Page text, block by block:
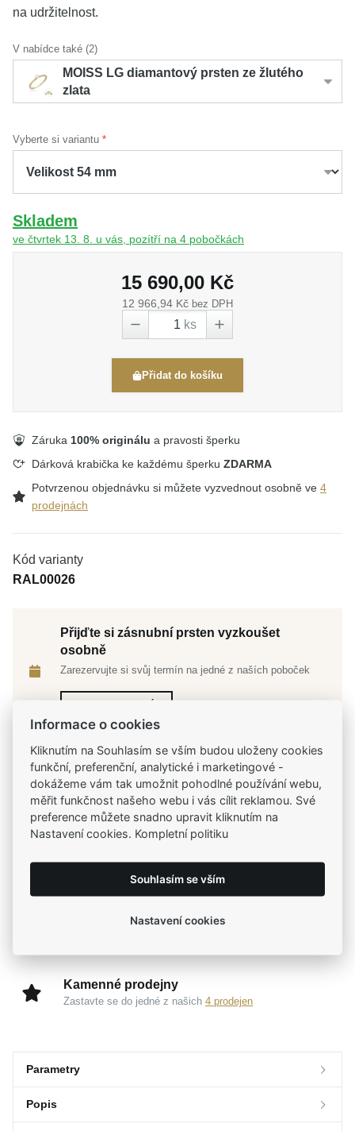
na udržitelnost.
V nabídce také (2)
MOISS LG diamantový prsten ze žlutého
zlata
Vyberte si variantu
Skladem
ve čtvrtek 13. 8. u vás, pozítří na 4 pobočkách
15 690,00 Kč
12 966,94 Kč bez DPH
ks
Přidat do košíku
Záruka 100% originálu a pravosti šperku
Dárková krabička ke každému šperku ZDARMA
Potvrzenou objednávku si můžete vyzvednout osobně ve 4
prodejnách
Kód varianty
RAL00026
Přijďte si zásnubní prsten vyzkoušet
osobně
Zarezervujte si svůj termín na jedné z naších poboček
Tradiční česká firma
Už od roku 2001 jsme součástí vašich příběhů
Na našem e-shopu máte výběr z tisíců šperků
Garance vysoké kvality
Kamenné prodejny
Zastavte se do jedné z našich 4 prodejen
Parametry
Parametry a specifikace
Popis
Informace o cookies
Kliknutím na Souhlasím se vším budou uloženy cookies
funkční, preferenční, analytické i marketingové -
dokážeme vám tak umožnit pohodlné používání webu,
měřit funkčnost našeho webu i vás cílit reklamou. Své
preference můžete snadno upravit kliknutím na
Nastavení cookies. Kompletní politiku
Souhlasím se vším
Nastavení cookies